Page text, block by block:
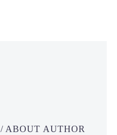
/ ABOUT AUTHOR